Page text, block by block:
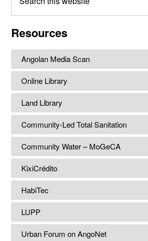
this
Resources
Angolan Media Scan
Online Library
Land Library
Community-Led Total Sanitation
Community Water – MoGeCA
KixiCrédito
HabiTec
LUPP
Urban Forum on AngoNet